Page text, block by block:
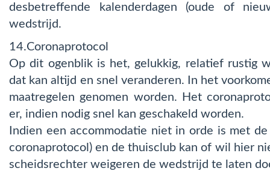
desbetreffende kalenderdagen (oude of
wedstrijd.
14.Coronaprotocol
Op dit ogenblik is het, gelukkig, relatief rustig
dat kan altijd en snel veranderen. In het
maatregelen genomen worden. Het
er, indien nodig snel kan geschakeld worden.
Indien een accommodatie niet in orde is met
coronaprotocol) en de thuisclub kan of wil hier
scheidsrechter weigeren de wedstrijd te laten